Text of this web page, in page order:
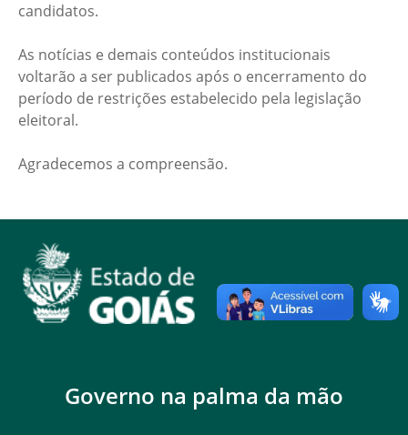
candidatos.
As notícias e demais conteúdos institucionais
voltarão a ser publicados após o encerramento do
período de restrições estabelecido pela legislação
eleitoral.
Agradecemos a compreensão.
Governo na palma da mão